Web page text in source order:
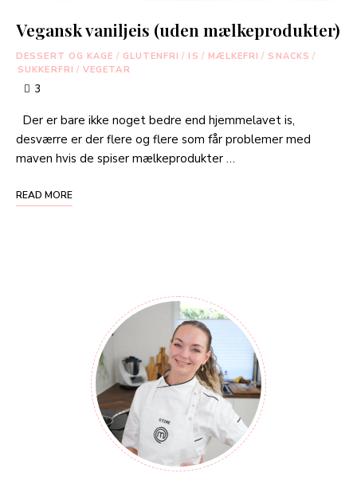
Vegansk vaniljeis (uden mælkeprodukter)
DESSERT OG KAGE / GLUTENFRI / IS / MÆLKEFRI / SNACKS /
SUKKERFRI / VEGETAR
3
Der er bare ikke noget bedre end hjemmelavet is,
desværre er der flere og flere som får problemer med
maven hvis de spiser mælkeprodukter …
READ MORE